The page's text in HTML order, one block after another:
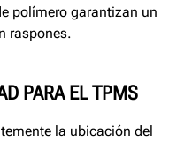
polímero garantizan un
raspones.
PARA EL TPMS
la ubicación del